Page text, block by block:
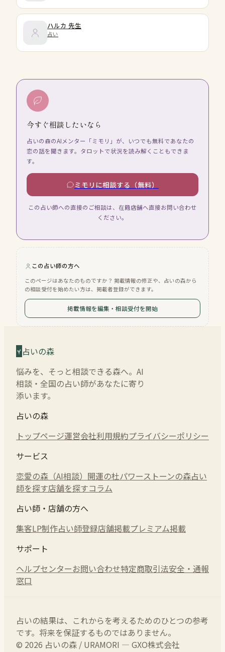
ハルカ 先生
占い
今すぐ相談したいなら
占いの森のAIメンター「ミモリ」が、いつでも無料であなたの
恋の話を聞きます。タロットで状況を読み解くこともできま
す。
ミモリに相談する（無料）
この占い師への直接のご相談は、在籍店舗へ直接お問い合わせ
ください。
この占い師の方へ
このページはあなたのものですか？ 掲載情報の修正や、占いの森から
の相談受付を始めたい方は、掲載者登録ができます。
掲載情報を編集・相談受付を開始
占いの森
悩みを、そっと相談できる森へ。AI
相談・全国の占い師があなたに寄り
添います。
占いの森
トップページ運営会社利用規約プライバシーポリシー
サービス
恋愛の森（AI相談） 開運の杜パワーストーンの森占い
師を探す店舗を探すコラム
占い師・店舗の方へ
集客LP制作占い師登録店舗掲載プレミアム掲載
サポート
ヘルプセンターお問い合わせ特定商取引法安全・通報
窓口
占いの結果は、これからを考えるためのひとつの参考
です。将来を保証するものではありません。
© 2026 占いの森 / URAMORI — GXO株式会社